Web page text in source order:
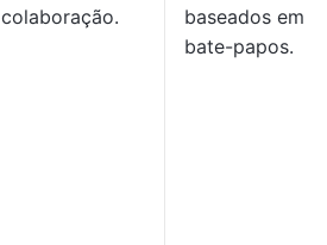
colaboração.
baseados em
bate-papos.